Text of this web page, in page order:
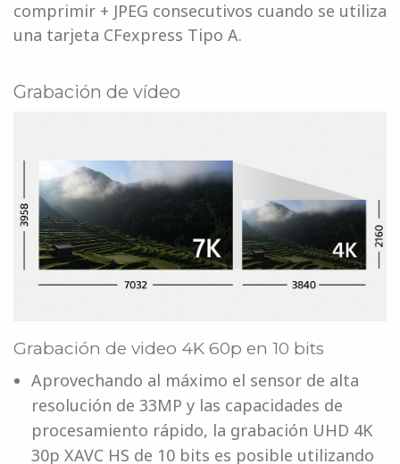
comprimir + JPEG consecutivos cuando se utiliza
una tarjeta CFexpress Tipo A.
Grabación de vídeo
Grabación de video 4K 60p en 10 bits
Aprovechando al máximo el sensor de alta
resolución de 33MP y las capacidades de
procesamiento rápido, la grabación UHD 4K
30p XAVC HS de 10 bits es posible utilizando